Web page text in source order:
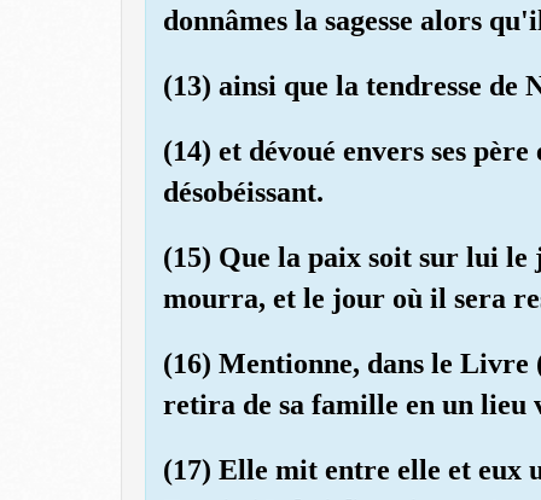
donnâmes la sagesse alors
(13) ainsi que la tendresse
(14) et dévoué envers ses
désobéissant.
(15) Que la paix soit sur lui
mourra, et le jour où il sera
(16) Mentionne, dans le
retira de sa famille en un
(17) Elle mit entre elle et eux